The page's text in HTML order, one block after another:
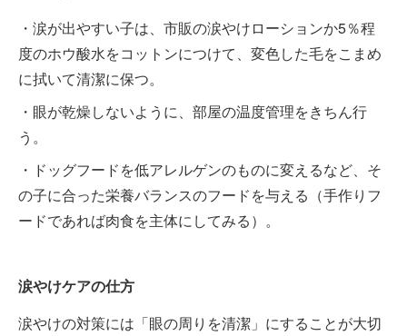
・涙が出やすい子は、市販の涙やけローションか5％程
度のホウ酸水をコットンにつけて、変色した毛をこまめ
に拭いて清潔に保つ。
・眼が乾燥しないように、部屋の温度管理をきちん行
う。
・ドッグフードを低アレルゲンのものに変えるなど、そ
の子に合った栄養バランスのフードを与える（手作りフ
ードであれば肉食を主体にしてみる）。
涙やけケアの仕方
涙やけの対策には「眼の周りを清潔」にすることが大切